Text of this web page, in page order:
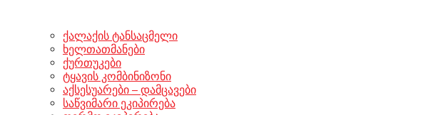
ქალაქის ტანსაცმელი
ხელთათმანები
ქურთუკები
ტყავის კომბინიზონი
აქსესუარები – დამცავები
საწვიმარი ეკიპირება